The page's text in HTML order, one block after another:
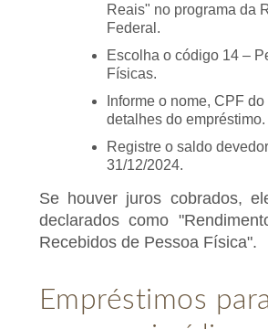
Reais" no programa da
Federal.
Escolha o código 14 –
Físicas.
Informe o nome, CPF
detalhes do empréstimo.
Registre o saldo
31/12/2024.
Se houver juros cobrados,
declarados como
Recebidos de Pessoa Física".
Empréstimos para